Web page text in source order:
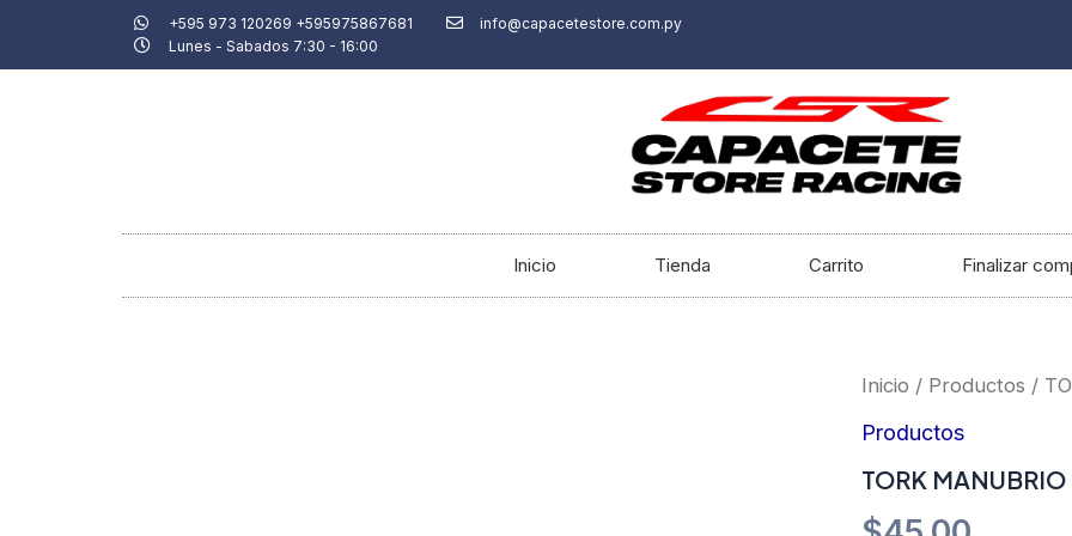
+595 973 120269 +595975867681
info@capacetestore.com.py
Lunes - Sabados 7:30 - 16:00
Inicio Tienda Carrito Finalizar
Inicio / Productos /
Productos
TORK
TORK
MX2
cantidad